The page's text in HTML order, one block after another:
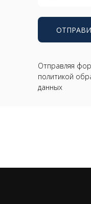
Отправляя
политикой
данных